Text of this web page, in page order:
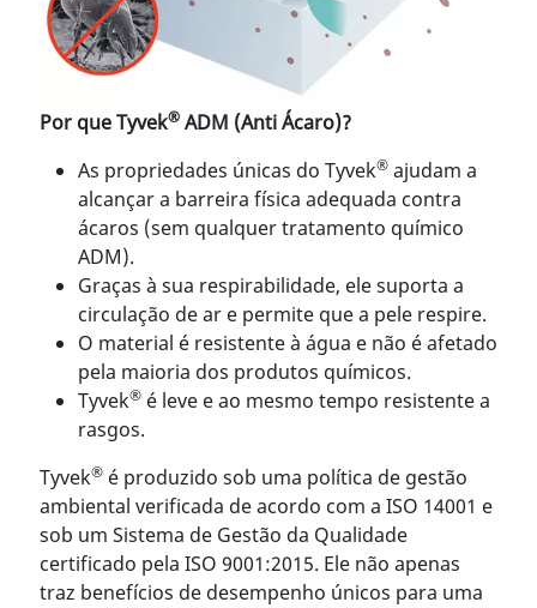
Por que Tyvek® ADM (Anti Ácaro)?
As propriedades únicas do Tyvek® ajudam a
alcançar a barreira física adequada contra
ácaros (sem qualquer tratamento químico
ADM).
Graças à sua respirabilidade, ele suporta a
circulação de ar e permite que a pele respire.
O material é resistente à água e não é afetado
pela maioria dos produtos químicos.
Tyvek® é leve e ao mesmo tempo resistente a
rasgos.
Tyvek® é produzido sob uma política de gestão
ambiental verificada de acordo com a ISO 14001 e
sob um Sistema de Gestão da Qualidade
certificado pela ISO 9001:2015. Ele não apenas
traz benefícios de desempenho únicos para uma